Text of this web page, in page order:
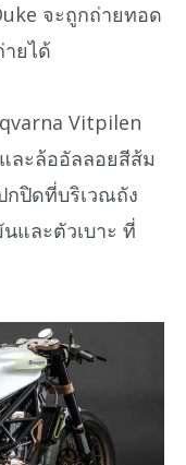
จะถูกถ่ายทอด
ยได้
Vitpilen
ละล้ออัลลอยสีส้ม
กปิดที่บริเวณถัง
และตัวเบาะ ที่